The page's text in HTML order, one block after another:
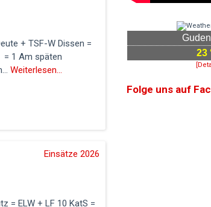
+ TSF-W Dissen =
= 1 Am späten
Weiterlesen...
Einsätze 2026
= ELW + LF 10 KatS =
23
Folge uns auf